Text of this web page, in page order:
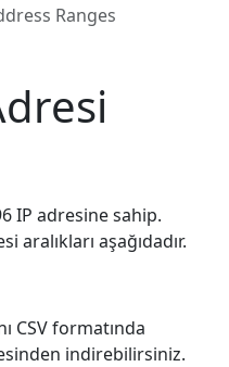
Ranges
IP adresine sahip.
aralıkları aşağıdadır.
CSV formatında
indirebilirsiniz.